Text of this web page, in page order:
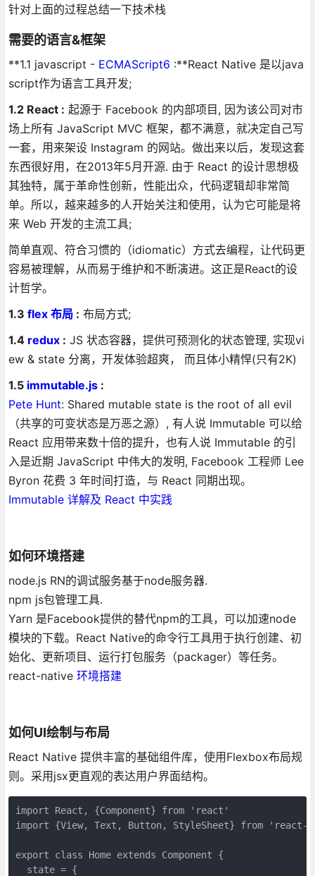
针对上面的过程总结一下技术栈
需要的语言&框架
**1.1 javascript - ECMAScript6 :**React Native 是以java
script作为语言工具开发;
1.2 React : 起源于 Facebook 的内部项目, 因为该公司对市
场上所有 JavaScript MVC 框架，都不满意，就决定自己写
一套，用来架设 Instagram 的网站。做出来以后，发现这套
东西很好用，在2013年5月开源. 由于 React 的设计思想极
其独特，属于革命性创新，性能出众，代码逻辑却非常简
单。所以，越来越多的人开始关注和使用，认为它可能是将
来 Web 开发的主流工具;
简单直观、符合习惯的（idiomatic）方式去编程，让代码更
容易被理解，从而易于维护和不断演进。这正是React的设
计哲学。
1.3 flex 布局: 布局方式;
1.4 redux: JS 状态容器，提供可预测化的状态管理, 实现vi
ew & state 分离，开发体验超爽， 而且体小精悍(只有2K)
1.5 immutable.js:
Pete Hunt: Shared mutable state is the root of all evil
（共享的可变状态是万恶之源）, 有人说 Immutable 可以给
React 应用带来数十倍的提升，也有人说 Immutable 的引
入是近期 JavaScript 中伟大的发明, Facebook 工程师 Lee
Byron 花费 3 年时间打造，与 React 同期出现。
Immutable 详解及 React 中实践
如何环境搭建
node.js RN的调试服务基于node服务器.
npm js包管理工具.
Yarn 是Facebook提供的替代npm的工具，可以加速node
模块的下载。React Native的命令行工具用于执行创建、初
始化、更新项目、运行打包服务（packager）等任务。
react-native 环境搭建
如何UI绘制与布局
React Native 提供丰富的基础组件库，使用Flexbox布局规
则。采用jsx更直观的表达用户界面结构。
import React, {Component} from 'react'
import {View, Text, Button, StyleSheet} from 'react-
export class Home extends Component {
  state = {